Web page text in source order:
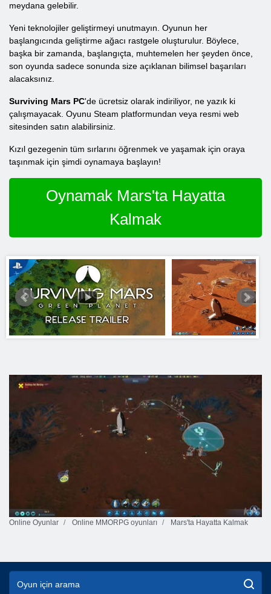
meydana gelebilir.
Yeni teknolojiler geliştirmeyi unutmayın. Oyunun her
başlangıcında geliştirme ağacı rastgele oluşturulur. Böylece,
başka bir zamanda, başlangıçta, muhtemelen her şeyden önce,
son oyunda sadece sonunda size açıklanan bilimsel başarıları
alacaksınız.
Surviving Mars PC'de ücretsiz olarak indiriliyor, ne yazık ki
çalışmayacak. Oyunu Steam platformundan veya resmi web
sitesinden satın alabilirsiniz.
Kızıl gezegenin tüm sırlarını öğrenmek ve yaşamak için oraya
taşınmak için şimdi oynamaya başlayın!
Oynamak Mars'ta Hayatta
Kalmak
Online Oyunlar Online MMORPG oyunları Mars'ta Hayatta Kalmak